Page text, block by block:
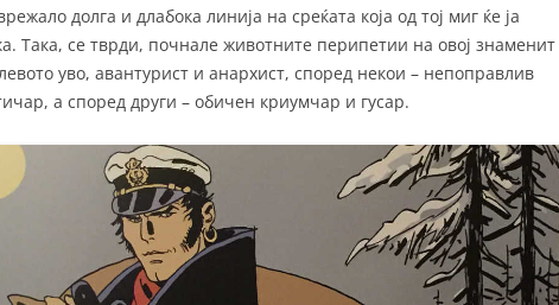
долга и длабока линија на среќата која од тој миг ќе ја
Така, се тврди, почнале животните перипетии на овој знаменит
уво, авантурист и анархист, според некои – непоправлив
а според други – обичен криумчар и гусар.